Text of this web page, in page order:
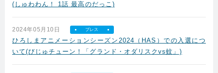
(しゅわわん！ 1話 最高のだっこ)
2024年05月10日 プレス
ひろしまアニメーションシーズン2024（HAS）での入選につ
いて(びじゅチューン！「グランド・オダリスクvs蚊」)